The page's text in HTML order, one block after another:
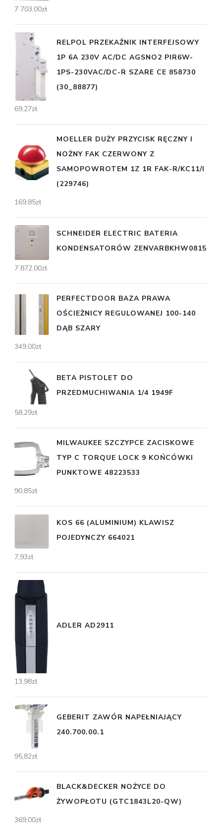
7 703,00zł
RELPOL PRZEKAŹNIK INTERFEJSOWY
1P 6A 230V AC/DC AGSNO2 PIR6W-
1PS-230VAC/DC-R SZARE CE 858730
(30_88877)
69,27zł
MOELLER DUŻY PRZYCISK RĘCZNY I
NOŻNY FAK CZERWONY Z
SAMOPOWROTEM 1Z 1R FAK-R/KC11/I
(229746)
169,85zł
SCHNEIDER ELECTRIC BATERIA
KONDENSATORÓW ZENVARBKHW0815
7 872,00zł
PERFECTDOOR BAZA PRAWA
OŚCIEŻNICY REGULOWANEJ 100-140
DĄB SZARY
349,00zł
BETA PISTOLET DO
PRZEDMUCHIWANIA 1/4 1949F
58,29zł
MILWAUKEE SZCZYPCE ZACISKOWE
TYP C TORQUE LOCK 9 KOŃCÓWKI
PUNKTOWE 48223533
90,85zł
KOS 66 (ALUMINIUM) KLAWISZ
POJEDYNCZY 664021
7,93zł
ADLER AD2911
13,98zł
GEBERIT ZAWÓR NAPEŁNIAJĄCY
240.700.00.1
95,82zł
BLACK&DECKER NOŻYCE DO
ŻYWOPŁOTU (GTC1843L20-QW)
369,00zł